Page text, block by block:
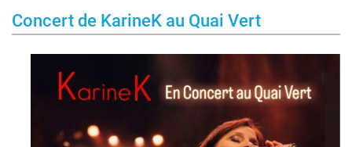
Concert de KarineK au Quai Vert